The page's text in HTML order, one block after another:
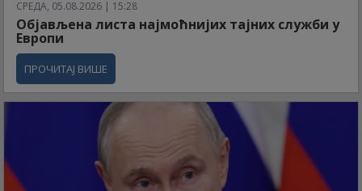
СРЕДА, 05.08.2026 | 15:28
Објављена листа најмоћнијих тајних служби у
Европи
ПРОЧИТАЈ ВИШЕ